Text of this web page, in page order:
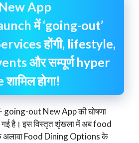
App
में ‘going-out’
होंगी, lifestyle,
और सम्पूर्ण hyper
होगा!
going-out New App की घोषणा
है। इस विस्तृत शृंखला में अब food
Food Dining Options के